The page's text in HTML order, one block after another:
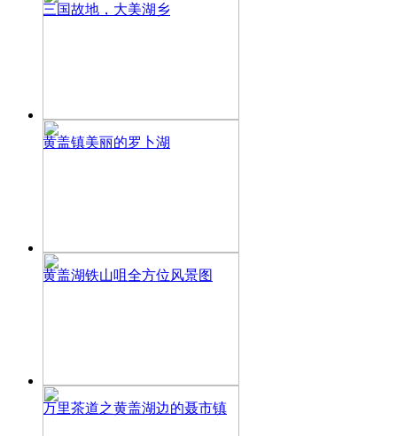
三国故地，大美湖乡
黄盖镇美丽的罗卜湖
黄盖湖铁山咀全方位风景图
万里茶道之黄盖湖边的聂市镇